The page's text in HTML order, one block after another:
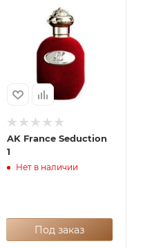
AK France Seduction
1
Нет в наличии
Под заказ